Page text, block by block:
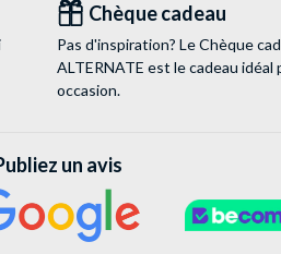
Chèque cadeau
Pas d'inspiration? Le Chèque
ALTERNATE est le cadeau
occasion.
un avis